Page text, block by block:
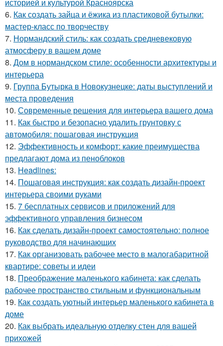
историей и культурой Красноярска
6. Как создать зайца и ёжика из пластиковой бутылки:
мастер-класс по творчеству
7. Нормандский стиль: как создать средневековую
атмосферу в вашем доме
8. Дом в нормандском стиле: особенности архитектуры и
интерьера
9. Группа Бутырка в Новокузнецке: даты выступлений и
места проведения
10. Современные решения для интерьера вашего дома
11. Как быстро и безопасно удалить грунтовку с
автомобиля: пошаговая инструкция
12. Эффективность и комфорт: какие преимущества
предлагают дома из пеноблоков
13. Headlines:
14. Пошаговая инструкция: как создать дизайн-проект
интерьера своими руками
15. 7 бесплатных сервисов и приложений для
эффективного управления бизнесом
16. Как сделать дизайн-проект самостоятельно: полное
руководство для начинающих
17. Как организовать рабочее место в малогабаритной
квартире: советы и идеи
18. Преображение маленького кабинета: как сделать
рабочее пространство стильным и функциональным
19. Как создать уютный интерьер маленького кабинета в
доме
20. Как выбрать идеальную отделку стен для вашей
прихожей